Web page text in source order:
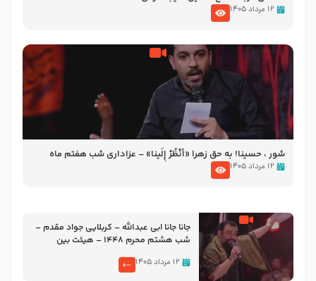
۱۲ مرداد ۱۴۰۵
شور ، حسینا! به‌ حق زهرا «أُنْظُرْ إِلَینا» – عزاداری شب هفتم ماه
محرّم 1405
۱۲ مرداد ۱۴۰۵
جانا جانا ابی عبدالله – کربلایی جواد مقدم –
شب هشتم محرم 1448 – هیئت بین
۱۲ مرداد ۱۴۰۵